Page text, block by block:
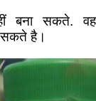
बना सकते. वह
सकते है।